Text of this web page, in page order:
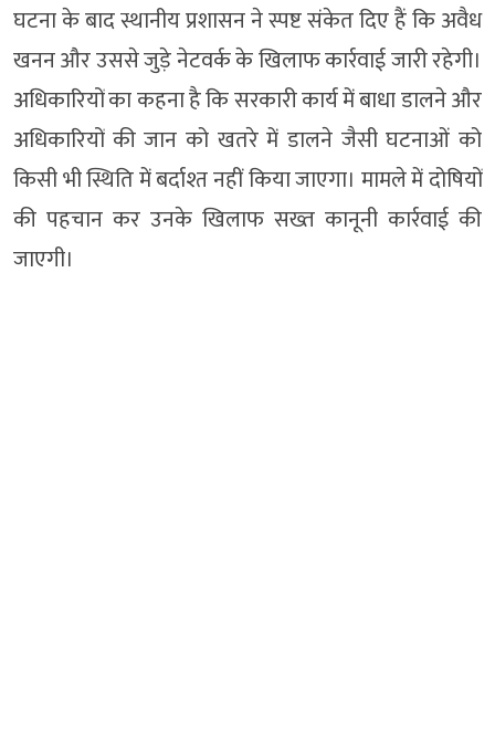
घटना के बाद स्थानीय प्रशासन ने स्पष्ट संकेत दिए हैं कि अवैध
खनन और उससे जुड़े नेटवर्क के खिलाफ कार्रवाई जारी रहेगी।
अधिकारियों का कहना है कि सरकारी कार्य में बाधा डालने और
अधिकारियों की जान को खतरे में डालने जैसी घटनाओं को
किसी भी स्थिति में बर्दाश्त नहीं किया जाएगा। मामले में दोषियों
की पहचान कर उनके खिलाफ सख्त कानूनी कार्रवाई की
जाएगी।